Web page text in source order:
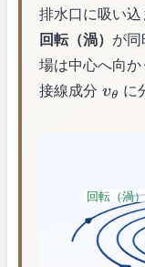
排水口に吸い
回転（渦） が
場は中心へ向
接線成分vθ に
回転（渦）